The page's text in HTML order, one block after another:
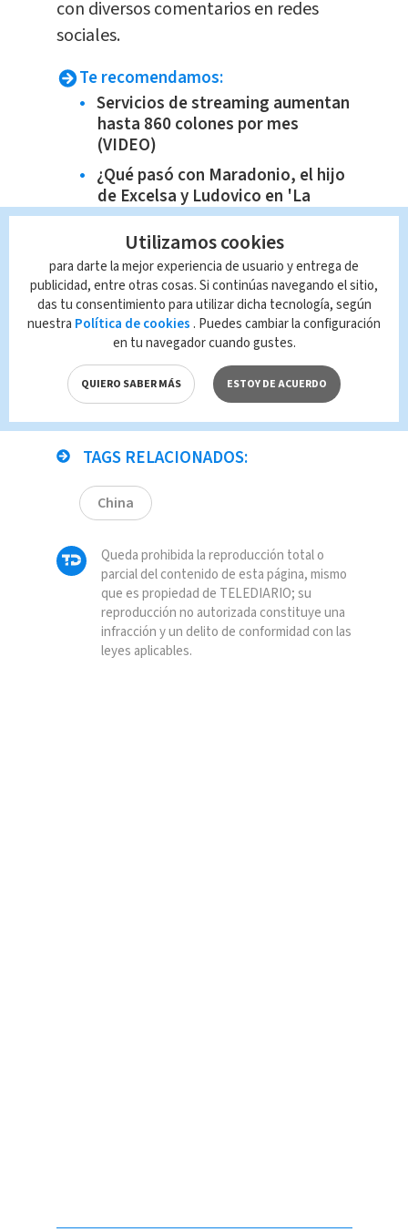
con diversos comentarios en redes
sociales.
Te recomendamos:
Servicios de streaming aumentan
hasta 860 colones por mes
(VIDEO)
¿Qué pasó con Maradonio, el hijo
de Excelsa y Ludovico en 'La
Familia P.Luche'?
Dólar en Costa Rica: Tipo de
cambio para este viernes 15 de
julio
Varias rutas de autobús en el país
se suman al pago electrónico
TAGS RELACIONADOS:
China
Queda prohibida la reproducción total o
parcial del contenido de esta página, mismo
que es propiedad de TELEDIARIO; su
reproducción no autorizada constituye una
infracción y un delito de conformidad con las
leyes aplicables.
Utilizamos cookies
para darte la mejor experiencia de usuario y entrega de
publicidad, entre otras cosas. Si continúas navegando el sitio,
das tu consentimiento para utilizar dicha tecnología, según
nuestra Política de cookies . Puedes cambiar la configuración
en tu navegador cuando gustes.
QUIERO SABER MÁS ESTOY DE ACUERDO